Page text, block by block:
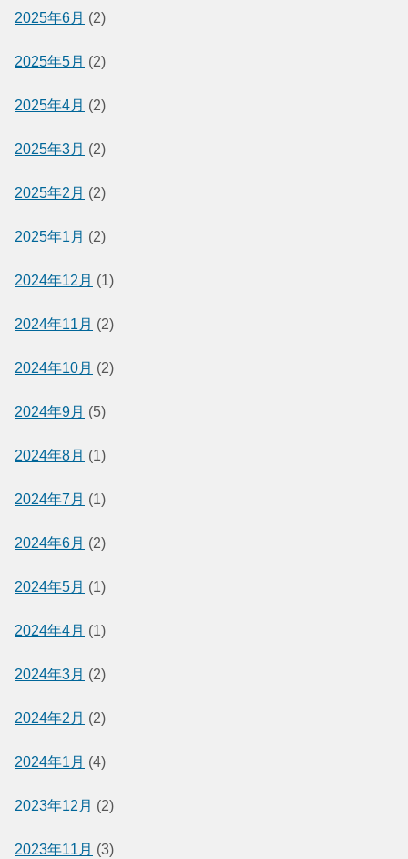
2025年6月 (2)
2025年5月 (2)
2025年4月 (2)
2025年3月 (2)
2025年2月 (2)
2025年1月 (2)
2024年12月 (1)
2024年11月 (2)
2024年10月 (2)
2024年9月 (5)
2024年8月 (1)
2024年7月 (1)
2024年6月 (2)
2024年5月 (1)
2024年4月 (1)
2024年3月 (2)
2024年2月 (2)
2024年1月 (4)
2023年12月 (2)
2023年11月 (3)